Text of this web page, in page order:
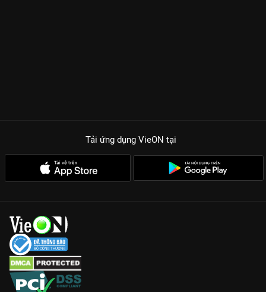
Tải ứng dụng VieON tại